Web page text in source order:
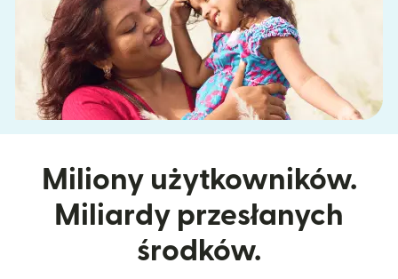
Miliony użytkowników.
Miliardy przesłanych
środków.